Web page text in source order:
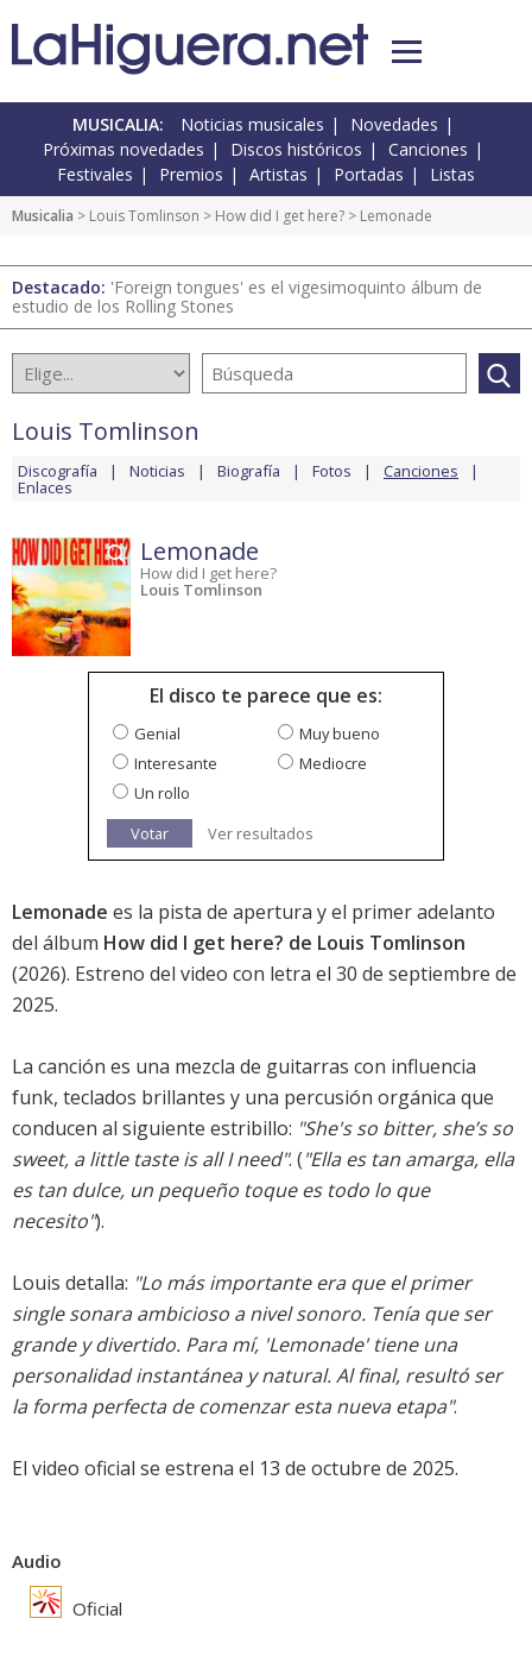
MUSICALIA: Noticias musicales
Novedades
Próximas novedades
Discos históricos
Canciones
Festivales
Premios Artistas Portadas Listas
Musicalia > Louis Tomlinson > How did I get here? > Lemonade
Destacado: 'Foreign tongues' es el vigesimoquinto álbum de
estudio de los Rolling Stones
Louis Tomlinson
Discografía Noticias Biografía Fotos Canciones
Enlaces
Lemonade
How did I get here?
Louis Tomlinson
El disco te parece que es:
Genial
Muy bueno
Interesante
Mediocre
Un rollo
Votar
Ver resultados
Lemonade es la pista de apertura y el primer adelanto
del álbum How did I get here? de Louis Tomlinson
(2026). Estreno del video con letra el 30 de septiembre de
2025.
La canción es una mezcla de guitarras con influencia
funk, teclados brillantes y una percusión orgánica que
conducen al siguiente estribillo: "She's so bitter, she’s so
sweet, a little taste is all I need". ("Ella es tan amarga, ella
es tan dulce, un pequeño toque es todo lo que
necesito").
Louis detalla: "Lo más importante era que el primer
single sonara ambicioso a nivel sonoro. Tenía que ser
grande y divertido. Para mí, 'Lemonade' tiene una
personalidad instantánea y natural. Al final, resultó ser
la forma perfecta de comenzar esta nueva etapa".
El video oficial se estrena el 13 de octubre de 2025.
Audio
Oficial